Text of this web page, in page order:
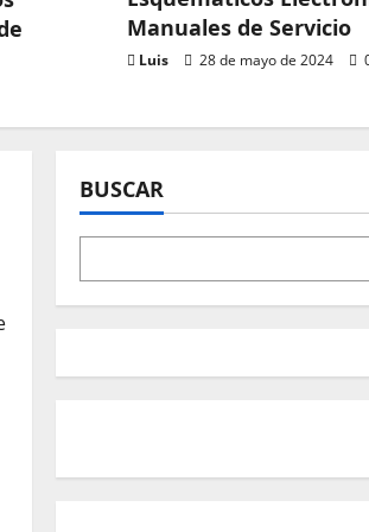
Manuales de Servicio
Luis 28 de mayo de 2024
BUSCAR